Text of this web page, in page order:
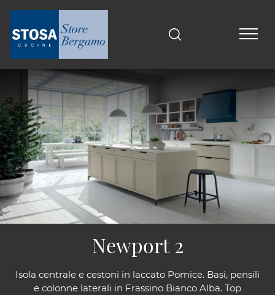
Isola centrale e cestoni in laccato Pomice. Basi, pensili
e colonne laterali in Frassino Bianco Alba. Top
Newport 2